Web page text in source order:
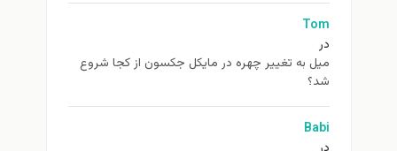
Tom
در
ميل به تغيير چهره در مایکل جکسون از كجا شروع
شد؟
Babi